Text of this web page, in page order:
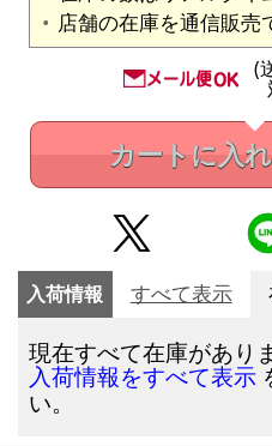
店舗の在庫を通信販売
(
カートに入
入荷情報 すべて表示
現在すべて在庫があり
入荷情報をすべて表示
い。